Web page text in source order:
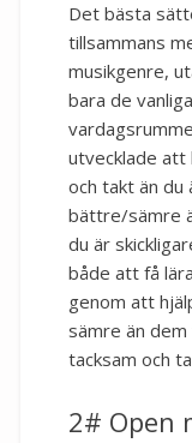
Det bästa
tillsammans
musikgenre,
bara de
utvecklade att
och takt än du
bättre/sämre
du är
både att få
genom att
sämre än
tacksam och
2# Open